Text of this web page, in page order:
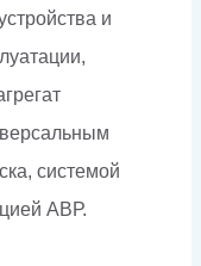
и
системой
АВР.